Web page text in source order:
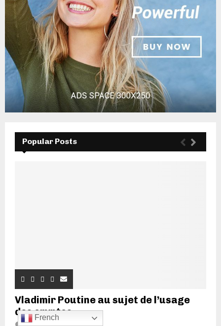
Popular Posts
Vladimir Poutine au sujet de l’usage
des cryptos...
20 juin 2022 7
French